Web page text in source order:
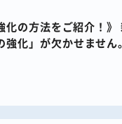
の方法をご紹介！》​
化」が欠かせませ